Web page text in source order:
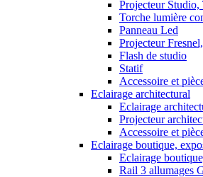
Projecteur
Torche lumière
Panneau Led
Projecteur
Flash de studio
Statif
Accessoire et
Eclairage architectural
Eclairage
Projecteur
Accessoire et
Eclairage boutique,
Eclairage
Rail 3 allumages